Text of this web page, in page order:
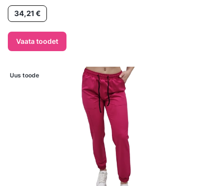
Hind
34,21 €
Vaata toodet
Uus toode